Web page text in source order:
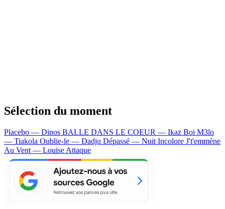
Sélection du moment
Placebo — Dinos BALLE DANS LE COEUR — Ikaz Boi M3lo
— Tiakola Oublie-le — Dadju Dépassé — Nuit Incolore J't'emmène
Au Vent — Louise Attaque